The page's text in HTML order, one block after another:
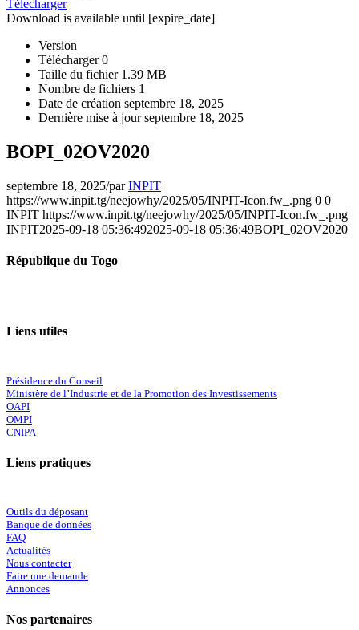
Télécharger
Download is available until [expire_date]
Version
Télécharger0
Taille du fichier 1.39 MB
Nombre de fichiers 1
Date de création septembre 18, 2025
Dernière mise à jourseptembre 18, 2025
BOPI_02OV2020
septembre 18, 2025/parINPIT
https://www.inpit.tg/neejowhy/2025/05/INPIT-Icon.fw_.png 0 0
INPIT https://www.inpit.tg/neejowhy/2025/05/INPIT-Icon.fw_.png
INPIT2025-09-18 05:36:492025-09-18 05:36:49BOPI_02OV2020
République du Togo
Liens utiles
Présidence du Conseil
Ministère de l’Industrie et de la Promotion des Investissements
OAPI
OMPI
CNIPA
Liens pratiques
Outils du déposant
Banque de données
FAQ
Actualités
Nous contacter
Faire une demande
Annonces
Nos partenaires